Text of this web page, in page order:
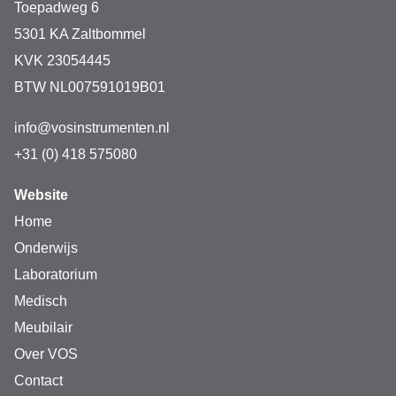
tijdens experimenten.
Toepadweg 6
5301 KA Zaltbommel
KVK 23054445
BTW NL007591019B01
info@vosinstrumenten.nl
+31 (0) 418 575080
Website
Home
Onderwijs
Laboratorium
Medisch
Meubilair
Over VOS
Contact